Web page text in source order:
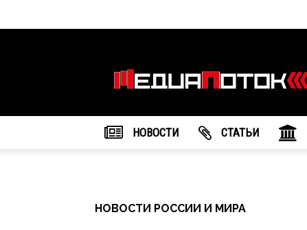
агентство
"МедиаПоток"
НОВОСТИ CТАТЬИ
НОВОСТИ РОССИИ И МИРА